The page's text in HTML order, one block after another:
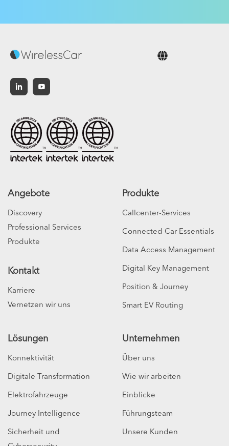
Angebote
Discovery
Professional Services
Produkte
Kontakt
Karriere
Vernetzen wir uns
Produkte
Callcenter-Services
Connected Car Essentials
Data Access Management
Digital Key Management
Position & Journey
Smart EV Routing
Lösungen
Konnektivität
Digitale Transformation
Elektrofahrzeuge
Journey Intelligence
Sicherheit und
Unternehmen
Über uns
Wie wir arbeiten
Einblicke
Führungsteam
Unsere Kunden